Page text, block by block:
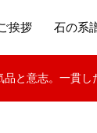
挨拶 石の系
と意志。一貫し